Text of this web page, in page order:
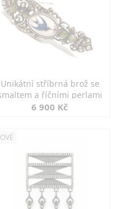
Unikátní stříbrná brož se
a říčními perlami
6 900 Kč